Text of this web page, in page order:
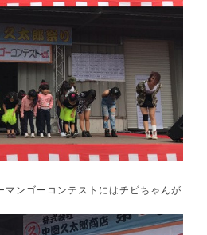
マンゴーコンテストにはチビちゃんが